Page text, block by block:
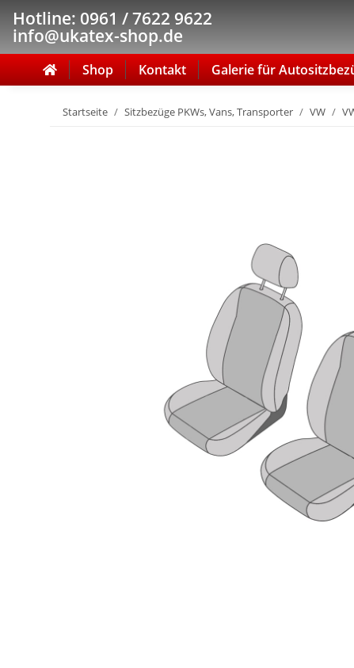
Hotline: 0961 / 7622 9622
info@ukatex-shop.de
Shop Kontakt Galerie für
Startseite Sitzbezüge PKWs, Vans, Transporter VW